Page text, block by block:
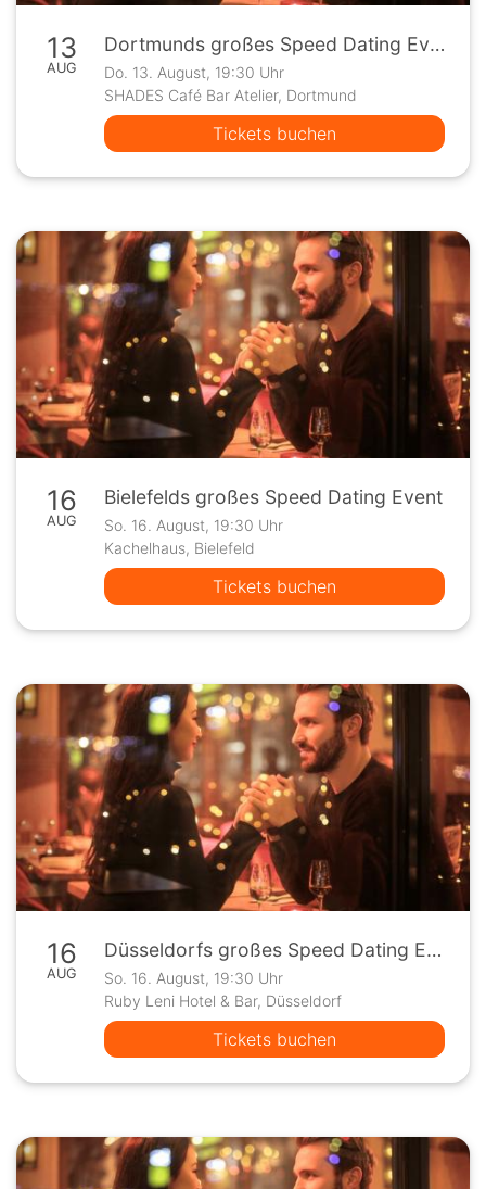
13
AUG
Dortmunds großes Speed Dating Event
Do. 13. August, 19:30 Uhr
SHADES Café Bar Atelier, Dortmund
Tickets buchen
16
AUG
Bielefelds großes Speed Dating Event
So. 16. August, 19:30 Uhr
Kachelhaus, Bielefeld
Tickets buchen
16
AUG
Düsseldorfs großes Speed Dating Event
So. 16. August, 19:30 Uhr
Ruby Leni Hotel & Bar, Düsseldorf
Tickets buchen